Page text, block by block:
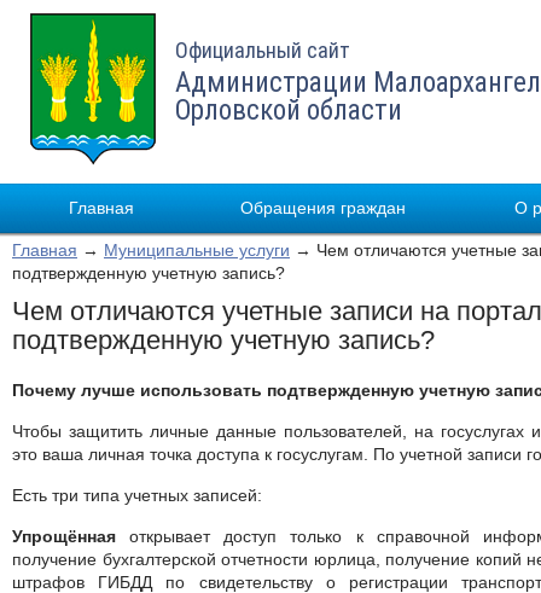
Официальный сайт
Администрации
Орловской области
Главная Обращения граждан О
Главная → Муниципальные услуги → Чем отличаются учетные
подтвержденную учетную запись?
Чем отличаются учетные записи на
подтвержденную учетную запись?
Почему лучше использовать подтвержденную учетную
Чтобы защитить личные данные пользователей, на госуслугах
это ваша личная точка доступа к госуслугам. По учетной записи
Есть три типа учетных записей:
Упрощённаяоткрывает доступ только к справочной
получение бухгалтерской отчетности юрлица, получение копий
штрафов ГИБДД по свидетельству о регистрации